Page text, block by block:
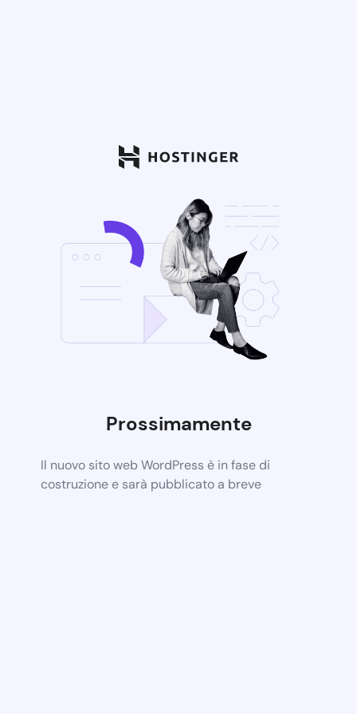
Prossimamente
Il nuovo sito web WordPress è in fase di
costruzione e sarà pubblicato a breve